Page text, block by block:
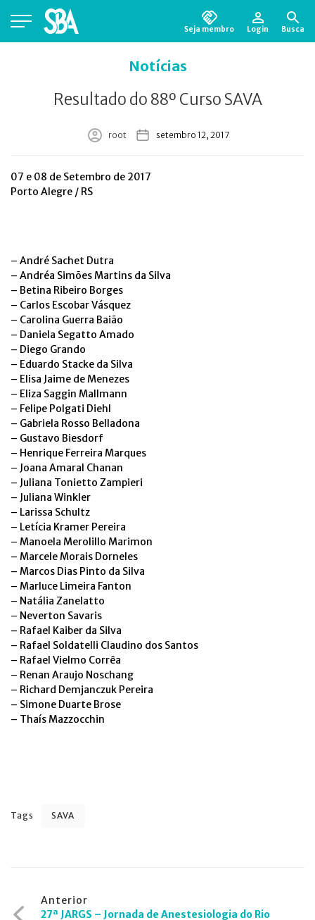
Seja membro Login Busca
Notícias
Resultado do 88º Curso SAVA
root setembro 12, 2017
07 e 08 de Setembro de 2017
Porto Alegre / RS
– André Sachet Dutra
– Andréa Simões Martins da Silva
– Betina Ribeiro Borges
– Carlos Escobar Vásquez
– Carolina Guerra Baião
– Daniela Segatto Amado
– Diego Grando
– Eduardo Stacke da Silva
– Elisa Jaime de Menezes
– Eliza Saggin Mallmann
– Felipe Polgati Diehl
– Gabriela Rosso Belladona
– Gustavo Biesdorf
– Henrique Ferreira Marques
– Joana Amaral Chanan
– Juliana Tonietto Zampieri
– Juliana Winkler
– Larissa Schultz
– Letícia Kramer Pereira
– Manoela Merolillo Marimon
– Marcele Morais Dorneles
– Marcos Dias Pinto da Silva
– Marluce Limeira Fanton
– Natália Zanelatto
– Neverton Savaris
– Rafael Kaiber da Silva
– Rafael Soldatelli Claudino dos Santos
– Rafael Vielmo Corrêa
– Renan Araujo Noschang
– Richard Demjanczuk Pereira
– Simone Duarte Brose
– Thaís Mazzocchin
Tags SAVA
Navegação
Anterior
27ª JARGS – Jornada de Anestesiologia do Rio